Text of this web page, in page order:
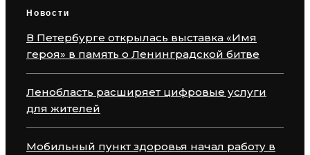
Новости
В Петербурге открылась выставка «Имя
героя» в память о Ленинградской битве
Ленобласть расширяет цифровые услуги
для жителей
Мобильный пункт здоровья начал работу в